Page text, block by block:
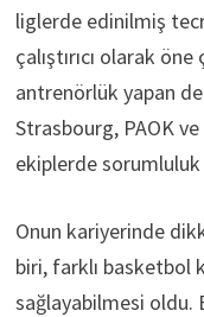
liglerde edinilmiş
çalıştırıcı olarak
antrenörlük yapan
Strasbourg, PAOK
ekiplerde
Onun kariyerinde
biri, farklı basketbol
sağlayabilmesi oldu.